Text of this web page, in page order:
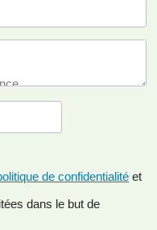
de confidentialité et
dans le but de